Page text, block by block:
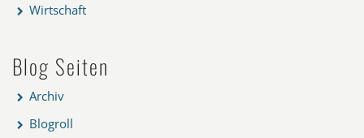
Wirtschaft
Blog Seiten
Archiv
Blogroll